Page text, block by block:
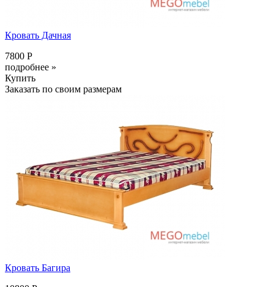
Кровать Дачная
7800 Р
подробнее »
Купить
Заказать по своим размерам
Кровать Багира